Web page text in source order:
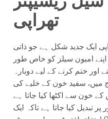
تھراپی
ایک جدید شکل ہے جو ذاتی
امیون سیلز کو خاص طور
اور ختم کرنے کے لیے دوبارہ
میں، سفید خون کے خلیے کی
خون سے اکٹھا کیا جاتا ہے
تبدیل کیا جاتا ہے تاکہ ایک